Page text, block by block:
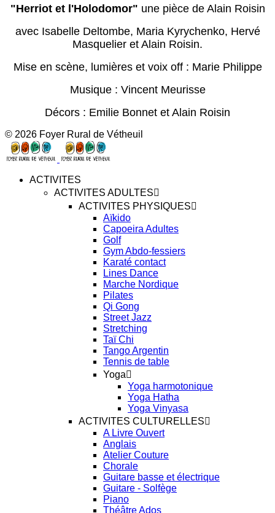
"Herriot et l'Holodomor" une pièce de Alain Roisin
avec Isabelle Deltombe, Maria Kyrychenko, Hervé
Masquelier et Alain Roisin.
Mise en scène, lumières et voix off : Marie Philippe
Musique : Vincent Meurisse
Décors : Emilie Bonnet et Alain Roisin
© 2026 Foyer Rural de Vétheuil
ACTIVITES
ACTIVITES ADULTES
ACTIVITES PHYSIQUES
Aïkido
Capoeira Adultes
Golf
Gym Abdo-fessiers
Karaté contact
Lines Dance
Marche Nordique
Pilates
Qi Gong
Street Jazz
Stretching
Taï Chi
Tango Argentin
Tennis de table
Yoga
Yoga harmotonique
Yoga Hatha
Yoga Vinyasa
ACTIVITES CULTURELLES
A Livre Ouvert
Anglais
Atelier Couture
Chorale
Guitare basse et électrique
Guitare - Solfège
Piano
Théâtre Ados